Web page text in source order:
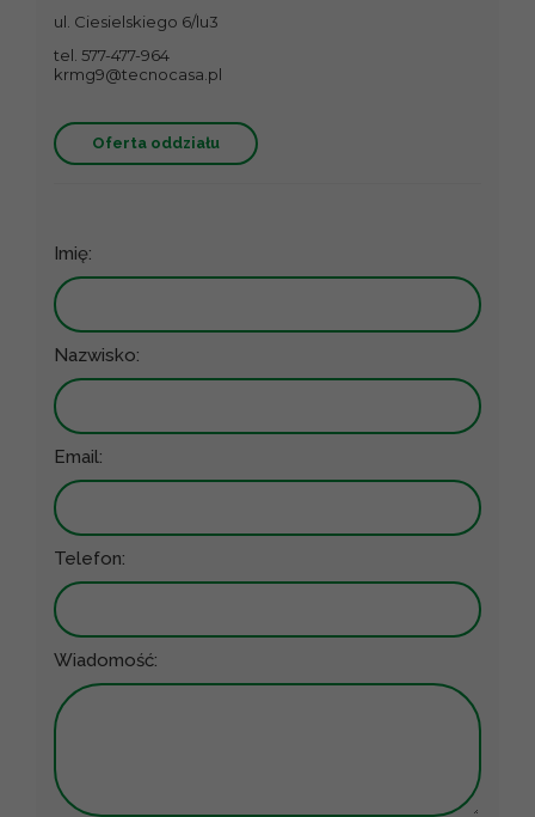
ul. Ciesielskiego 6/lu3
tel. 577-477-964
krmg9@tecnocasa.pl
Oferta oddziału
Imię:
Nazwisko:
Email:
Telefon:
Wiadomość: